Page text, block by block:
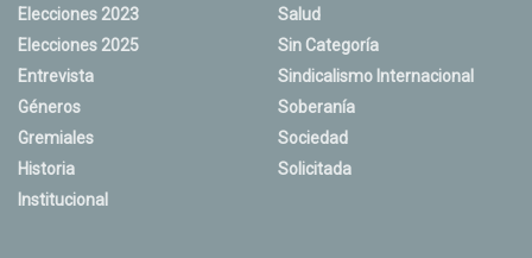
Elecciones 2023
Elecciones 2025
Entrevista
Géneros
Gremiales
Historia
Institucional
Salud
Sin Categoría
Sindicalismo Internacional
Soberanía
Sociedad
Solicitada